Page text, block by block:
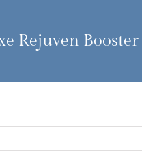
Rejuven Booster